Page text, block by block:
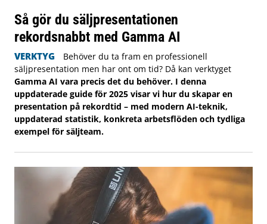
Så gör du säljpresentationen
rekordsnabbt med Gamma AI
VERKTYG
Behöver du ta fram en professionell
säljpresentation men har ont om tid? Då kan verktyget
Gamma AI vara precis det du behöver. I denna
uppdaterade guide för 2025 visar vi hur du skapar en
presentation på rekordtid – med modern AI-teknik,
uppdaterad statistik, konkreta arbetsflöden och tydliga
exempel för säljteam.